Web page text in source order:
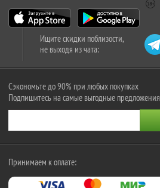
Ищите скидки поблизости,
не выходя из чата:
Сэкономьте до 90% при любых покупках
Подпишитесь на самые выгодные предложения
Принимаем к оплате: